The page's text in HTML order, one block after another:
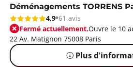
Déménagements TORRENS
4,9 61 avis
Fermé actuellement.Ouvre le 10
22 Av. Matignon 75008 Paris
Plus